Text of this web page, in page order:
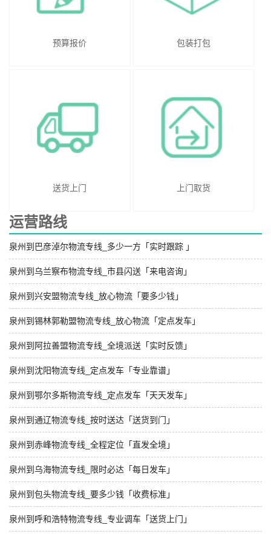
预算报价 包装打包
送货上门 上门取货
运营路线
泉州到巴彦淖尔物流专线_多少一方「实时跟踪 」
泉州到乌兰察布物流专线_市县闪送「来电咨询」
泉州到兴安盟物流专线_放心物流「要多少钱」
泉州到锡林郭勒盟物流专线_放心物流「定点发车」
泉州到阿拉善盟物流专线_全境派送「实时反馈」
泉州到沈阳物流专线_定点发车「专业靠谱」
泉州到鄂尔多斯物流专线_定点发车「天天发车」
泉州到通辽物流专线_按时送达「送货到门」
泉州到赤峰物流专线_全程定位「直发全境」
泉州到乌海物流专线_限时必达「每日发车」
泉州到包头物流专线_要多少钱「收费标准」
泉州到呼和浩特物流专线_专业调车「送货上门」